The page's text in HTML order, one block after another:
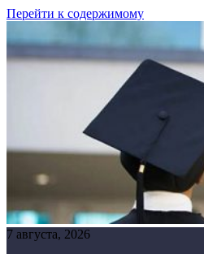
Перейти к содержимому
7 августа, 2026